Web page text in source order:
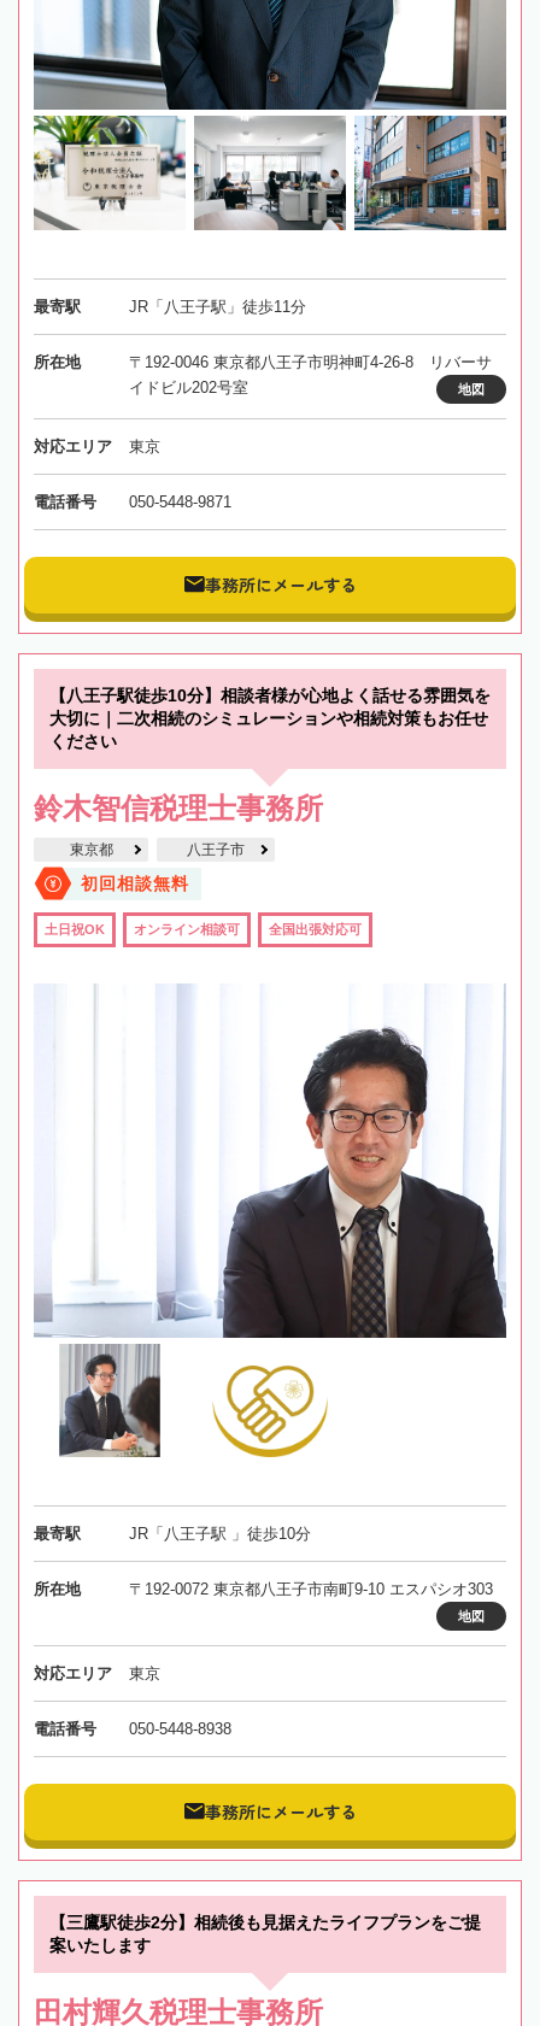
最寄駅 JR「八王子駅」徒歩11分
所在地
〒192-0046 東京都八王子市明神町4-26-8 リバーサ
イドビル202号室
地図
対応エリア 東京
電話番号 050-5448-9871
事務所にメールする
【八王子駅徒歩10分】相談者様が心地よく話せる雰囲気を
大切に｜二次相続のシミュレーションや相続対策もお任せ
ください
鈴木智信税理士事務所
東京都 八王子市
初回相談無料
土日祝OK オンライン相談可 全国出張対応可
最寄駅 JR「八王子駅 」徒歩10分
所在地 〒192-0072 東京都八王子市南町9-10 エスパシオ303
地図
対応エリア 東京
電話番号 050-5448-8938
事務所にメールする
【三鷹駅徒歩2分】相続後も見据えたライフプランをご提
案いたします
田村輝久税理士事務所